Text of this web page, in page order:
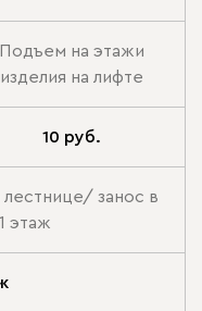
Подъем на этажи
изделия на лифте
10 руб.
занос в
этаж